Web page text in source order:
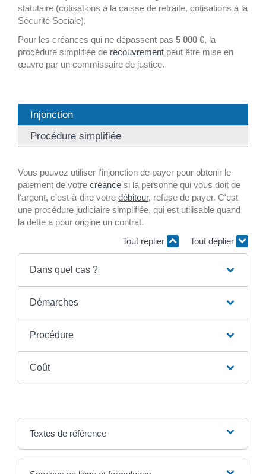
statutaire (cotisations à la caisse de retraite, cotisations à la
Sécurité Sociale).
Pour les créances qui ne dépassent pas 5 000 €, la
procédure simplifiée de recouvrement peut être mise en
œuvre par un commissaire de justice.
Injonction
Procédure simplifiée
Vous pouvez utiliser l'injonction de payer pour obtenir le
paiement de votre créance si la personne qui vous doit de
l'argent, c'est-à-dire votre débiteur, refuse de payer. C'est
une procédure judiciaire simplifiée, qui est utilisable quand
la dette a pour origine un contrat.
Tout replier
Tout déplier
Dans quel cas ?
Démarches
Procédure
Coût
Textes de référence